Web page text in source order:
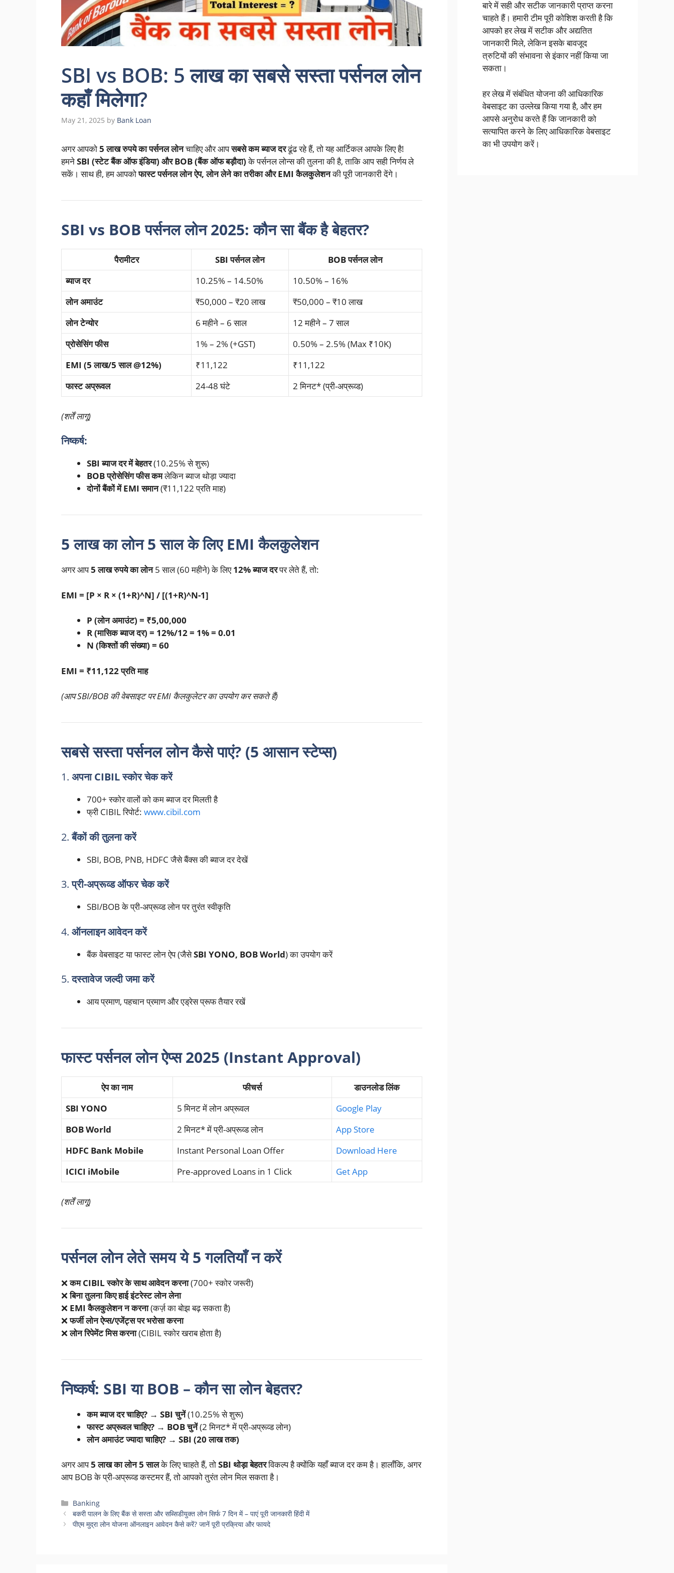
SBI vs BOB: 5 लाख का सबसे सस्ता पर्सनल लोन
कहाँ मिलेगा?
May 21, 2025 by Bank Loan
अगर आपको5 लाख रुपये का पर्सनल लोनचाहिए और आपसबसे कम ब्याज दरढूंढ रहे हैं, तो यह आर्टिकल आपके लिए है!
हमनेSBI (स्टेट बैंक ऑफ इंडिया) और BOB (बैंक ऑफ बड़ौदा)के पर्सनल लोन्स की तुलना की है, ताकि आप सही निर्णय ले
सकें। साथ ही, हम आपकोफास्ट पर्सनल लोन ऐप, लोन लेने का तरीका और EMI कैलकुलेशनकी पूरी जानकारी देंगे।
SBI vs BOB पर्सनल लोन 2025: कौन सा बैंक है बेहतर?
पैरामीटर SBI पर्सनल लोन
BOB पर्सनल लोन
ब्याज दर
10.25% – 14.50%
10.50% – 16%
लोन अमाउंट
₹50,000 – ₹20 लाख
₹50,000 – ₹10 लाख
लोन टेन्योर
6 महीने – 6 साल
12 महीने – 7 साल
प्रोसेसिंग फीस
1% – 2% (+GST)
0.50% – 2.5% (Max ₹10K)
EMI (5 लाख/5 साल @12%)
₹11,122
₹11,122
फास्ट अप्रूवल
24-48 घंटे 2 मिनट* (प्री-अप्रूव्ड)
(शर्तें लागू)
निष्कर्ष:
SBI ब्याज दर में बेहतर(10.25% से शुरू)
BOB प्रोसेसिंग फीस कमलेकिन ब्याज थोड़ा ज्यादा
दोनों बैंकों में EMI समान(₹11,122 प्रति माह)
5 लाख का लोन 5 साल के लिए EMI कैलकुलेशन
अगर आप5 लाख रुपये का लोन5 साल (60 महीने) के लिए12% ब्याज दरपर लेते हैं, तो:
EMI = [P × R × (1+R)^N] / [(1+R)^N-1]
P (लोन अमाउंट) = ₹5,00,000
R (मासिक ब्याज दर) = 12%/12 = 1% = 0.01
N (किश्तों की संख्या) = 60
EMI = ₹11,122 प्रति माह
(आप SBI/BOB की वेबसाइट पर EMI कैलकुलेटर का उपयोग कर सकते हैं)
सबसे सस्ता पर्सनल लोन कैसे पाएं? (5 आसान स्टेप्स)
1. अपना CIBIL स्कोर चेक करें
700+ स्कोर वालों को कम ब्याज दर मिलती है
फ्री CIBIL रिपोर्ट: www.cibil.com
2.बैंकों की तुलना करें
SBI, BOB, PNB, HDFC जैसे बैंक्स की ब्याज दर देखें
3.प्री-अप्रूव्ड ऑफर चेक करें
SBI/BOB के प्री-अप्रूव्ड लोन पर तुरंत स्वीकृति
4. ऑनलाइन आवेदन करें
बैंक वेबसाइट या फास्ट लोन ऐप (जैसेSBI YONO, BOB World) का उपयोग करें
5.दस्तावेज जल्दी जमा करें
आय प्रमाण, पहचान प्रमाण और एड्रेस प्रूफ तैयार रखें
फास्ट पर्सनल लोन ऐप्स 2025 (Instant Approval)
ऐप का नाम फीचर्स
डाउनलोड लिंक
SBI YONO
5 मिनट में लोन अप्रूवल
Google Play
BOB World
2 मिनट* में प्री-अप्रूव्ड लोन
App Store
HDFC Bank Mobile
Instant Personal Loan Offer
Download Here
ICICI iMobile
Pre-approved Loans in 1 Click Get App
(शर्तें लागू)
पर्सनल लोन लेते समय ये 5 गलतियाँ न करें
❌कम CIBIL स्कोर के साथ आवेदन करना(700+ स्कोर जरूरी)
❌बिना तुलना किए हाई इंटरेस्ट लोन लेना
❌ EMI कैलकुलेशन न करना(कर्ज़ का बोझ बढ़ सकता है)
❌फर्जी लोन ऐप्स/एजेंट्स पर भरोसा करना
❌लोन रिपेमेंट मिस करना(CIBIL स्कोर खराब होता है)
निष्कर्ष: SBI या BOB – कौन सा लोन बेहतर?
कम ब्याज दर चाहिए? → SBI चुनें(10.25% से शुरू)
फास्ट अप्रूवल चाहिए? → BOB चुनें(2 मिनट* में प्री-अप्रूव्ड लोन)
लोन अमाउंट ज्यादा चाहिए? → SBI (20 लाख तक)
अगर आप5 लाख का लोन 5 सालके लिए चाहते हैं, तोSBI थोड़ा बेहतरविकल्प है क्योंकि यहाँ ब्याज दर कम है। हालाँकि, अगर
आप BOB के प्री-अप्रूव्ड कस्टमर हैं, तो आपको तुरंत लोन मिल सकता है।
Categories
Banking
बकरी पालन के लिए बैंक से सस्ता और सब्सिडीयुक्त लोन सिर्फ 7 दिन में – पाएं पूरी जानकारी हिंदी में
पीएम मुद्रा लोन योजना ऑनलाइन आवेदन कैसे करें? जानें पूरी प्रक्रिया और फायदे
बारे में सही और सटीक जानकारी प्राप्त करना
चाहते हैं। हमारी टीम पूरी कोशिश करती है कि
आपको हर लेख में सटीक और अद्यतित
जानकारी मिले, लेकिन इसके बावजूद
त्रुटियों की संभावना से इंकार नहीं किया जा
सकता।
हर लेख में संबंधित योजना की आधिकारिक
वेबसाइट का उल्लेख किया गया है, और हम
आपसे अनुरोध करते हैं कि जानकारी को
सत्यापित करने के लिए आधिकारिक वेबसाइट
का भी उपयोग करें।